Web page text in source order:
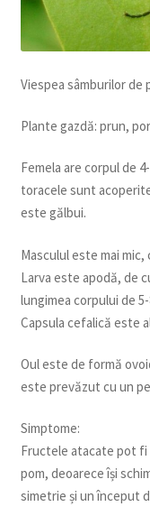
Viespea sâmburilor de
Plante gazdă: prun,
Femela are corpul de
toracele sunt
este gălbui.
Masculul este mai
Larva este apodă, de
lungimea corpului de 5-
Capsula cefalică este
Oul este de formă
este prevăzut cu un
Simptome:
Fructele atacate pot
pom, deoarece își
simetrie și un început